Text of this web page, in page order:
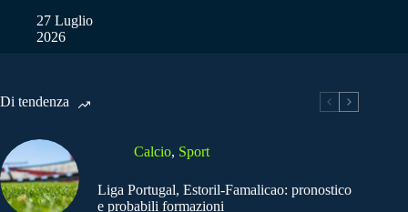
27 Luglio
2026
Di tendenza
Calcio, Sport
Liga Portugal, Estoril-Famalicao: pronostico
e probabili formazioni